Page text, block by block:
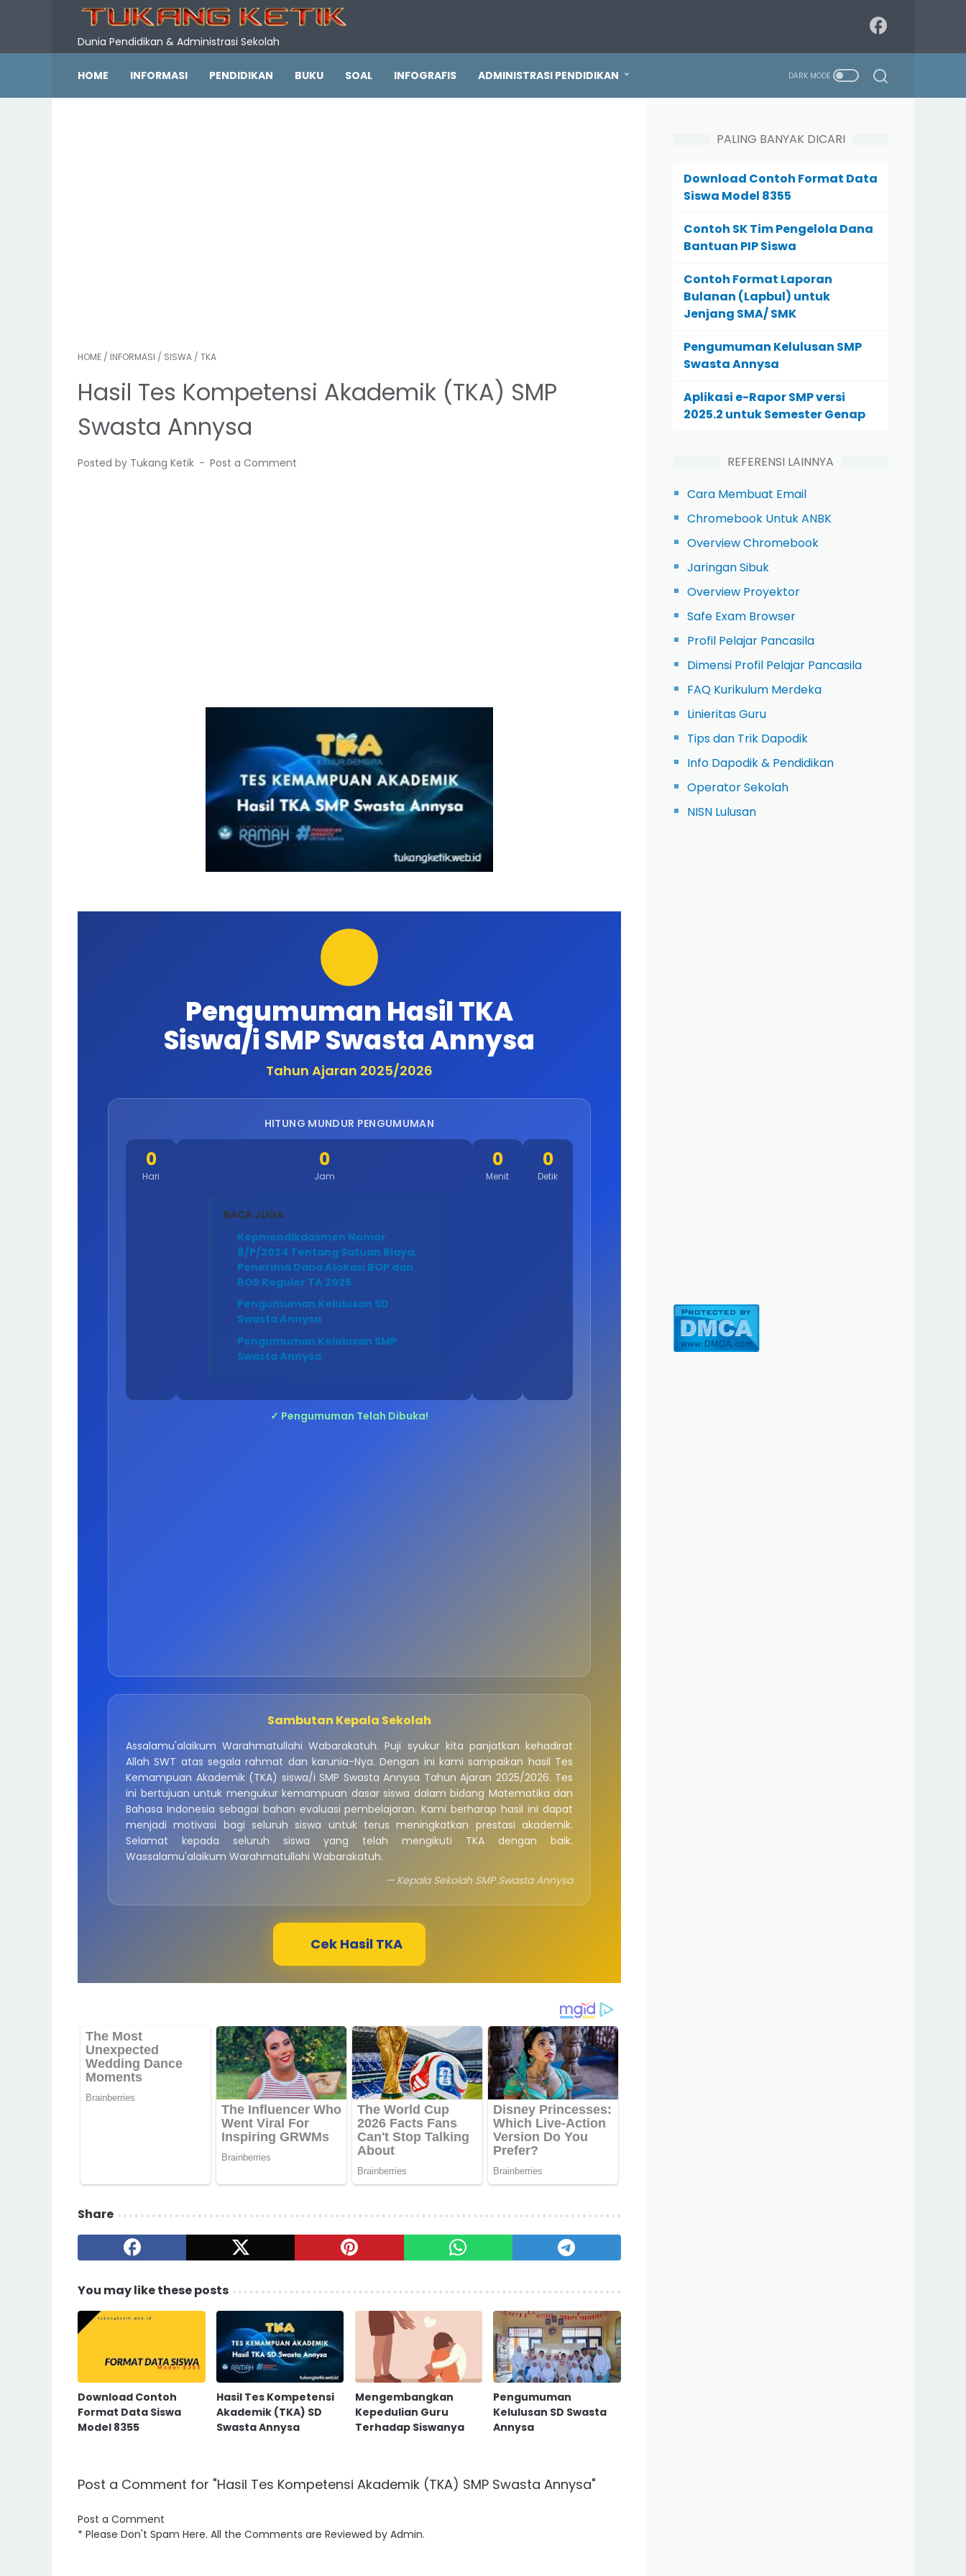
Dunia Pendidikan & Administrasi Sekolah
HOME INFORMASI PENDIDIKAN BUKU SOAL INFOGRAFIS ADMINISTRASI PENDIDIKAN
HOME / INFORMASI / SISWA / TKA
Hasil Tes Kompetensi Akademik (TKA) SMP
Swasta Annysa
Posted by Tukang Ketik Post a Comment
Pengumuman Hasil TKA
Siswa/i SMP Swasta Annysa
Tahun Ajaran 2025/2026
HITUNG MUNDUR PENGUMUMAN
0
Hari
0
Jam
BACA JUGA
Kepmendikdasmen Nomor
8/P/2024 Tentang Satuan Biaya,
Penerima Dana Alokasi BOP dan
BOS Reguler TA 2025
Pengumuman Kelulusan SD
Swasta Annysa
Pengumuman Kelulusan SMP
Swasta Annysa
0
Menit
0
Detik
✓ Pengumuman Telah Dibuka!
Sambutan Kepala Sekolah
Assalamu'alaikum Warahmatullahi Wabarakatuh. Puji syukur kita panjatkan kehadirat
Allah SWT atas segala rahmat dan karunia-Nya. Dengan ini kami sampaikan hasil Tes
Kemampuan Akademik (TKA) siswa/i SMP Swasta Annysa Tahun Ajaran 2025/2026. Tes
ini bertujuan untuk mengukur kemampuan dasar siswa dalam bidang Matematika dan
Bahasa Indonesia sebagai bahan evaluasi pembelajaran. Kami berharap hasil ini dapat
menjadi motivasi bagi seluruh siswa untuk terus meningkatkan prestasi akademik.
Selamat kepada seluruh siswa yang telah mengikuti TKA dengan baik.
Wassalamu'alaikum Warahmatullahi Wabarakatuh.
— Kepala Sekolah SMP Swasta Annysa
Cek Hasil TKA
Share
You may like these posts
Download Contoh
Format Data Siswa
Model 8355
Hasil Tes Kompetensi
Akademik (TKA) SD
Swasta Annysa
Mengembangkan
Kepedulian Guru
Terhadap Siswanya
Pengumuman
Kelulusan SD Swasta
Annysa
Post a Comment for "Hasil Tes Kompetensi Akademik (TKA) SMP Swasta Annysa"
Post a Comment
* Please Don't Spam Here. All the Comments are Reviewed by Admin.
PALING BANYAK DICARI
Download Contoh Format Data
Siswa Model 8355
Contoh SK Tim Pengelola Dana
Bantuan PIP Siswa
Contoh Format Laporan
Bulanan (Lapbul) untuk
Jenjang SMA/ SMK
Pengumuman Kelulusan SMP
Swasta Annysa
Aplikasi e-Rapor SMP versi
2025.2 untuk Semester Genap
REFERENSI LAINNYA
Cara Membuat Email
Chromebook Untuk ANBK
Overview Chromebook
Jaringan Sibuk
Overview Proyektor
Safe Exam Browser
Profil Pelajar Pancasila
Dimensi Profil Pelajar Pancasila
FAQ Kurikulum Merdeka
Linieritas Guru
Tips dan Trik Dapodik
Info Dapodik & Pendidikan
Operator Sekolah
NISN Lulusan